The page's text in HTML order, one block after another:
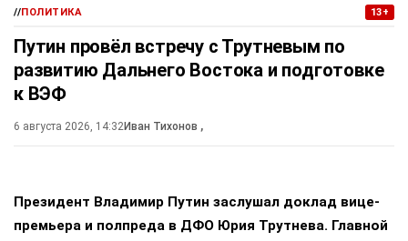
мигрантов в Испании, и от политических качелей в ЕС, и
от усталости от спонсорства «чёрной дыры» Украины, а
еще больше от ставшей очевидным риском опасности
для европейцев попасть в окопы войны против России —
удастся сплотить вокруг себя сторонников «украинской
камарильи», чаша весов может качнуться в сторону